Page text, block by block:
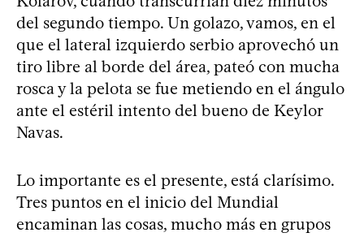
del segundo tiempo. Un golazo, vamos, en el
que el lateral izquierdo serbio aprovechó un
tiro libre al borde del área, pateó con mucha
rosca y la pelota se fue metiendo en el ángulo
ante el estéril intento del bueno de Keylor
Navas.
Lo importante es el presente, está clarísimo.
Tres puntos en el inicio del Mundial
encaminan las cosas, mucho más en grupos